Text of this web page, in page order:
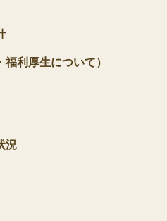
利厚生について）
況